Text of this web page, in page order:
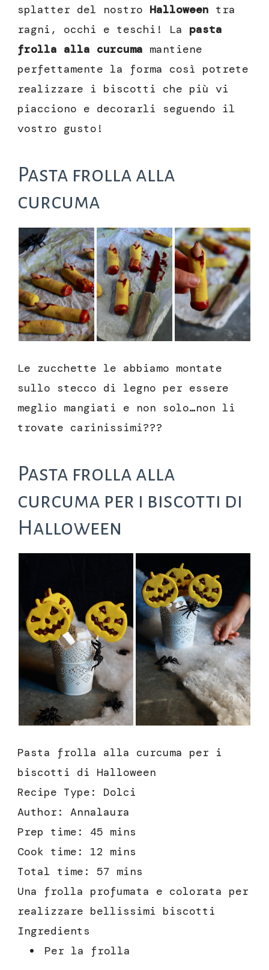
splatter del nostro Halloween tra
ragni, occhi e teschi! La pasta
frolla alla curcuma mantiene
perfettamente la forma così potrete
realizzare i biscotti che più vi
piacciono e decorarli seguendo il
vostro gusto!
Pasta frolla alla
curcuma
Le zucchette le abbiamo montate
sullo stecco di legno per essere
meglio mangiati e non solo…non li
trovate carinissimi???
Pasta frolla alla
curcuma per i biscotti di
Halloween
Pasta frolla alla curcuma per i
biscotti di Halloween
Recipe Type : Dolci
Author: Annalaura
Prep time: 45 mins
Cook time: 12 mins
Total time: 57 mins
Una frolla profumata e colorata per
realizzare bellissimi biscotti
Ingredients
Per la frolla